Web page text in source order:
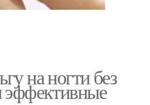
на ногти без
эффективные